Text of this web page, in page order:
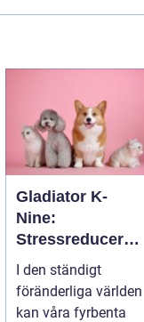
Gladiator K-
Nine:
Stressreduceran
de och
ångestdämpand
e hundhalsband
I den ständigt
föränderliga världen
kan våra fyrbenta